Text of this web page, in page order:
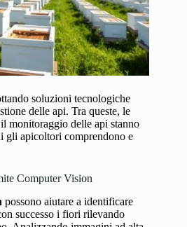
soluzioni tecnologiche
delle api. Tra queste, le
monitoraggio delle api stanno
apicoltori comprendono e
Computer Vision
possono aiutare a identificare
successo i fiori rilevando